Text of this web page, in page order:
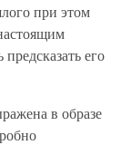
при этом
его
в образе